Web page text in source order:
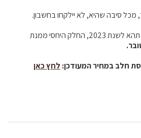
מכל סיבה שהיא, לא יילקחו בחשבון.
תוספת מכסה לפי הליך זה, תהא לשנת 2023, החלק היחסי ממנת
חלב במחיר המעודכן: לחץ כאן